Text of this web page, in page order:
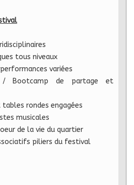
tous niveaux
variées
Bootcamp de partage et
rondes engagées
musicales
de la vie du quartier
piliers du festival